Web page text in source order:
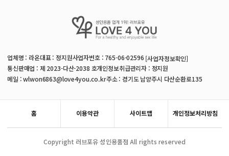
업체명 : 라온대표 : 정지원사업자번호 : 765-06-02596 [사업자정보확인]
통신판매업 : 제 2023-다산-2038 호개인정보취급관리자 : 정지원
메일 : wlwon6863@love4you.co.kr주소 : 경기도 남양주시 다산순환로135
홈 이용약관 사이트맵 개인정보처리방침
Copyright 러브포유 성인용품점 All rights reserved